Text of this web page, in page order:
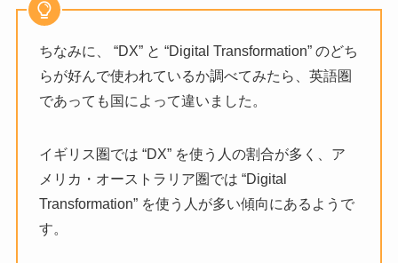
ちなみに、 “DX” と “Digital Transformation” のどち
らが好んで使われているか調べてみたら、英語圏
であっても国によって違いました。
イギリス圏では “DX” を使う人の割合が多く、ア
メリカ・オーストラリア圏では “Digital
Transformation” を使う人が多い傾向にあるようで
す。